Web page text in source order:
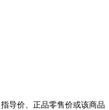
导价、正品零售价或该商品